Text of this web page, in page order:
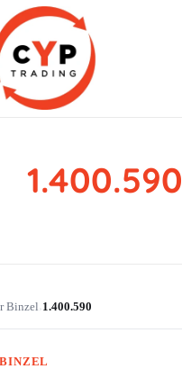
CYP Trading1.400.590
Binzel›1.400.590